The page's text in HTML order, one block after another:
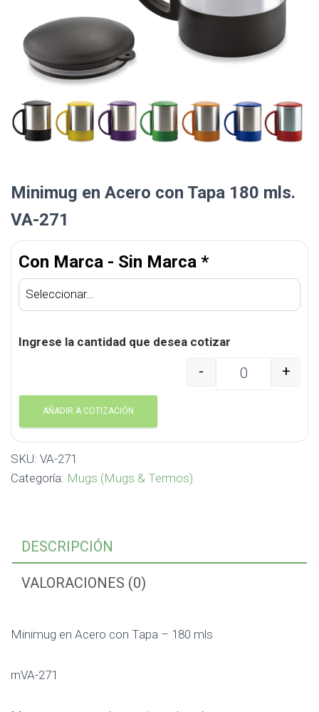
Minimug en Acero con Tapa 180 mls.
VA-271
Con Marca - Sin Marca *
Ingrese la cantidad que desea cotizar
Minimug en Acero
- +
AÑADIR A COTIZACIÓN
SKU: VA-271
Categoría: Mugs (Mugs & Termos)
DESCRIPCIÓN
VALORACIONES (0)
Minimug en Acero con Tapa – 180 mls
rnVA-271